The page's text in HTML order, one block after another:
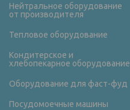
Нейтральное оборудование
от производителя
Тепловое оборудование
Кондитерское и
хлебопекарное оборудование
Оборудование для фаст-фуд
Посудомоечные машины